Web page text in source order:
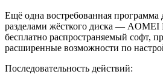
Ещё одна востребованная программа
разделами жёсткого диска — AOMEI
бесплатно распространяемый софт,
расширенные возможности по
Последовательность действий: